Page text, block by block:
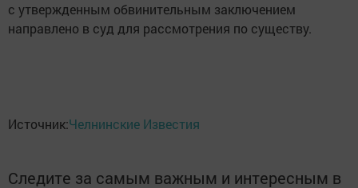
с утвержденным обвинительным заключением
направлено в суд для рассмотрения по существу.
Источник:Челнинские Известия
Следите за самым важным и интересным в